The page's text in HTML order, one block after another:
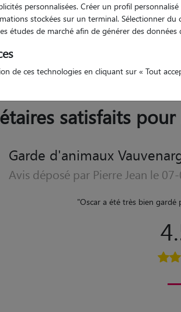
satisfaits
Garde d'animaux
Avis déposé par Pierre Jean le
"Oscar a été très bien gardé
personnalisées. Créer un profil
stockées sur un terminal. Sélectionner
études de marché afin de générer des données
de ces technologies en cliquant sur « Tout